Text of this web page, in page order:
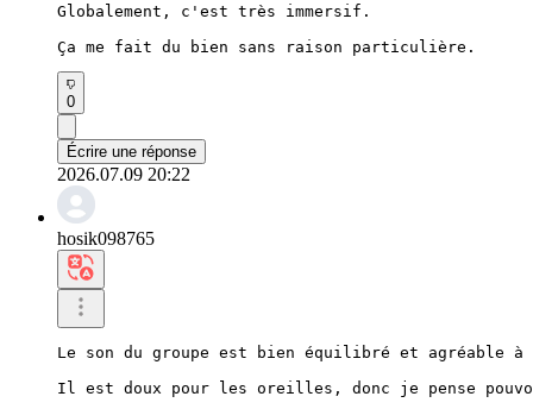
Globalement, c'est très immersif.
Ça me fait du bien sans raison particulière.
0
Écrire une réponse
2026.07.09 20:22
hosik098765
Le son du groupe est bien équilibré et agréable à
Il est doux pour les oreilles, donc je pense